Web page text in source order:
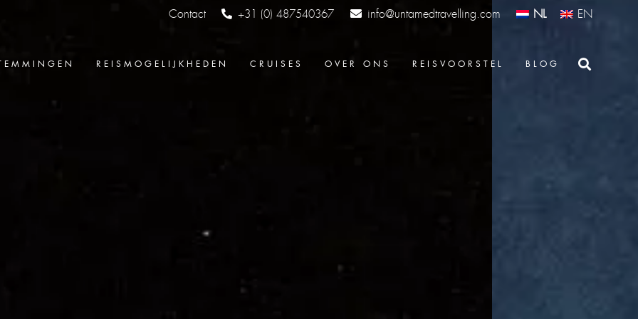
Contact +31 (0) 487540367 info@untamedtravelling.com NL EN
REISMOGELIJKHEDEN CRUISES OVER ONS REISVOORSTEL BLOG